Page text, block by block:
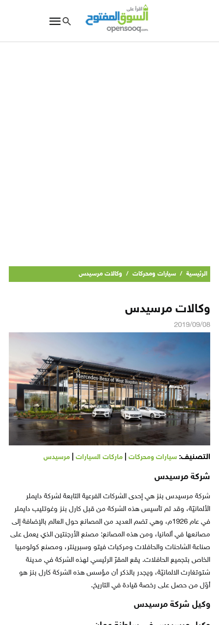
الرئيسية / سيارات ومحركات / وكالات مرسيدس
وكالات مرسيدس
2019/09/08
التصنيف: سيارات ومحركات| ماركات السيارات| مرسيدس
شركة مرسيدس
شركة مرسيدس بنز هي إحدى الشركات الفرعية التابعة لشركة دايملر
الألمانيّة، وقد تم تأسيس هذه الشركة من قبل كارل بنز وغوتليب دايملر
في عام 1926م، وهي تضم العديد من المصانع حول العالم بالإضافة إلى
مصانعها في ألمانيا، ومن هذه المصانع: مصنع الأرجنتين الذي يعمل على
صناعة الشاحنات والحافلات ومركبات فيتو وسبرينتر، ومصنع كولومبيا
الخاص بتجميع الحافلات. يقع المقرّ الرئيسي لهذه الشركة في مدينة
شتوتغارت الالمانيّة، ويجدر بالذكر أن مؤسس هذه الشركة كارل بنز هو
أوّل من حصل على رخصة قيادة في التاريخ.
وكيل شركة مرسيدس